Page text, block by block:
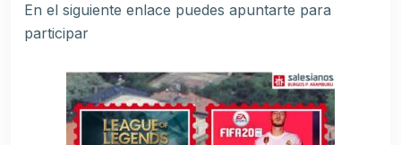
En el siguiente enlace puedes apuntarte para
participar